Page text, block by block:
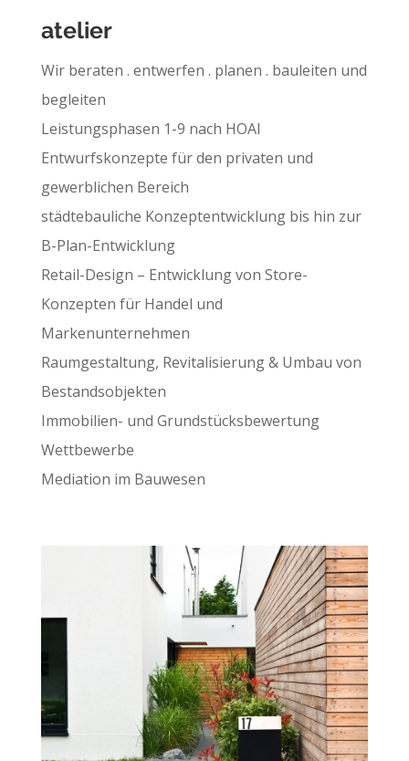
atelier
Wir beraten . entwerfen . planen . bauleiten und
begleiten
Leistungsphasen 1-9 nach HOAI
Entwurfskonzepte für den privaten und
gewerblichen Bereich
städtebauliche Konzeptentwicklung bis hin zur
B-Plan-Entwicklung
Retail-Design – Entwicklung von Store-
Konzepten für Handel und
Markenunternehmen
Raumgestaltung, Revitalisierung & Umbau von
Bestandsobjekten
Immobilien- und Grundstücksbewertung
Wettbewerbe
Mediation im Bauwesen